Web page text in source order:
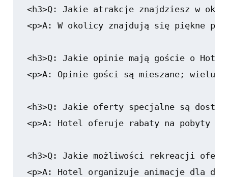
<h3>Q: Jakie atrakcje znajdziesz w
<p>A: W okolicy znajdują się piękne
<h3>Q: Jakie opinie mają goście o
<p>A: Opinie gości są mieszane; wielu
<h3>Q: Jakie oferty specjalne są
<p>A: Hotel oferuje rabaty na pobyty
<h3>Q: Jakie możliwości rekreacji